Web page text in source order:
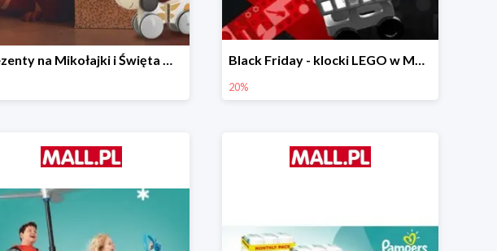
Prezenty na Mikołajki i Święta w Mall.pl do -40% Black Friday - klocki LEGO w Mall.pl do -20%
20%